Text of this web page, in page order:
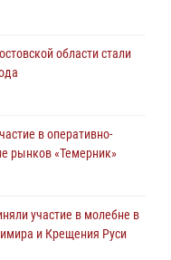
области стали
в оперативно-
рынков «Темерник»
участие в молебне в
и Крещения Руси